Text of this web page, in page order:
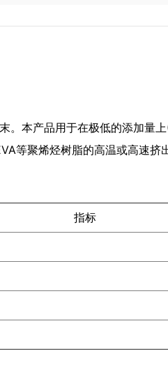
。本产品用于在极低的添加
等聚烯烃树脂的高温或高速挤
指标